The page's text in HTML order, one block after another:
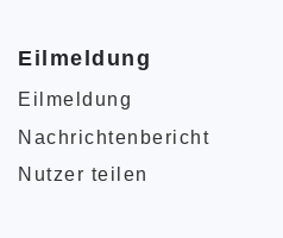
Eilmeldung
Eilmeldung
Nachrichtenbericht
Nutzer teilen